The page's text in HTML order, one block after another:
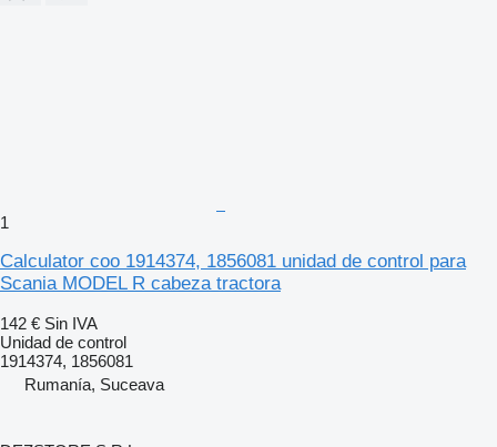
1
Calculator coo 1914374, 1856081 unidad de control para
Scania MODEL R cabeza tractora
142 € Sin IVA
Unidad de control
1914374, 1856081
Rumanía, Suceava